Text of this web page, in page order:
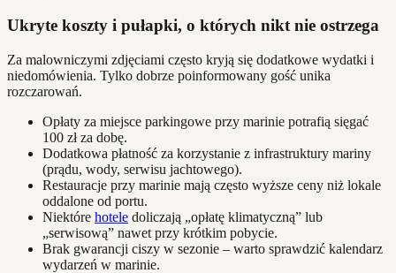
Ukryte koszty i pułapki, o których nikt nie ostrzega
Za malowniczymi zdjęciami często kryją się dodatkowe wydatki i
niedomówienia. Tylko dobrze poinformowany gość unika
rozczarowań.
Opłaty za miejsce parkingowe przy marinie potrafią sięgać
100 zł za dobę.
Dodatkowa płatność za korzystanie z infrastruktury mariny
(prądu, wody, serwisu jachtowego).
Restauracje przy marinie mają często wyższe ceny niż lokale
oddalone od portu.
Niektóre hotele doliczają „opłatę klimatyczną” lub
„serwisową” nawet przy krótkim pobycie.
Brak gwarancji ciszy w sezonie – warto sprawdzić kalendarz
wydarzeń w marinie.